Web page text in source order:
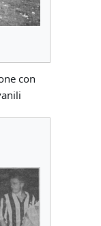
con